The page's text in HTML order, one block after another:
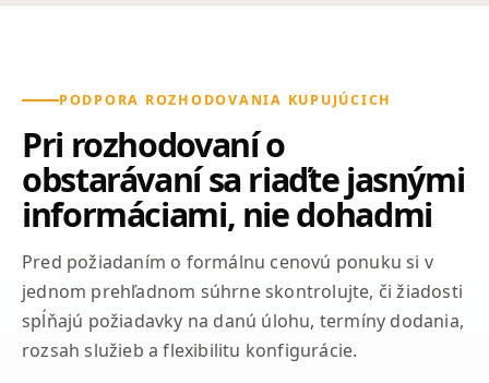
PODPORA ROZHODOVANIA KUPUJÚCICH
Pri rozhodovaní o
obstarávaní sa riaďte jasnými
informáciami, nie dohadmi
Pred požiadaním o formálnu cenovú ponuku si v
jednom prehľadnom súhrne skontrolujte, či žiadosti
spĺňajú požiadavky na danú úlohu, termíny dodania,
rozsah služieb a flexibilitu konfigurácie.